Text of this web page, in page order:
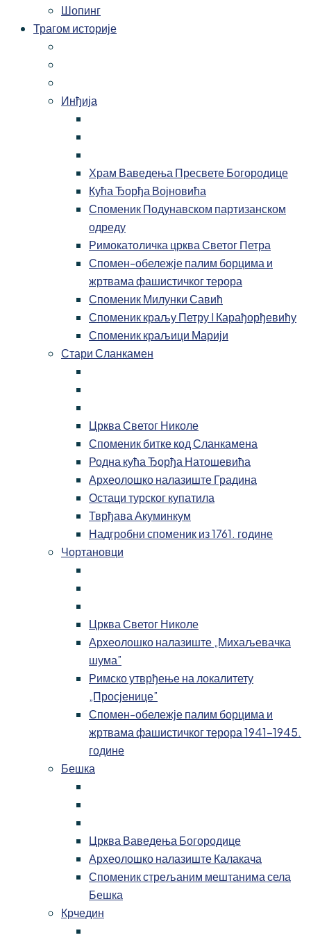
Шопинг
Трагом историје
Инђија
Храм Ваведења Пресвете Богородице
Кућа Ђорђа Војновића
Споменик Подунавском партизанском
одреду
Римокатоличка црква Светог Петра
Спомен-обележје палим борцима и
жртвама фашистичког терора
Споменик Милунки Савић
Споменик краљу Петру I Карађорђевићу
Споменик краљици Марији
Стари Сланкамен
Црква Светог Николе
Споменик битке код Сланкамена
Родна кућа Ђорђа Натошевића
Археолошко налазиште Градина
Остаци турског купатила
Тврђава Акуминкум
Надгробни споменик из 1761. године
Чортановци
Црква Светог Николе
Археолошко налазиште „Михаљевачка
шума”
Римско утврђење на локалитету
„Просјенице”
Спомен-обележје палим борцима и
жртвама фашистичког терора 1941-1945.
године
Бешка
Црква Ваведења Богородице
Археолошко налазиште Калакача
Споменик стрељаним мештанима села
Бешка
Крчедин